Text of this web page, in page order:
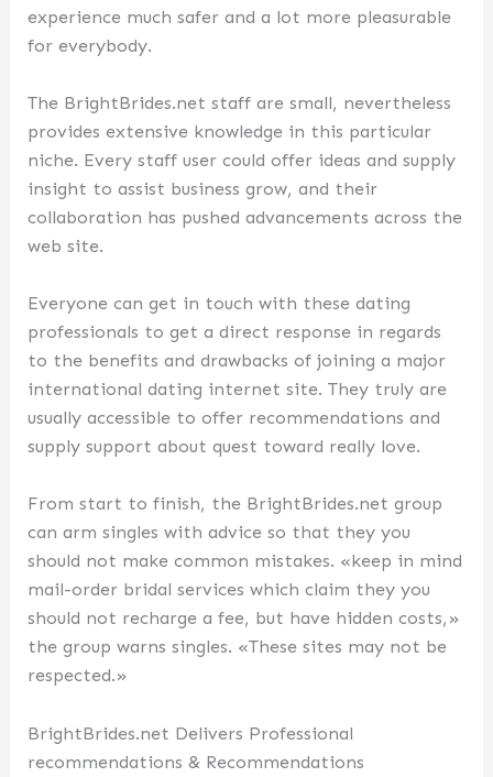
experience much safer and a lot more pleasurable
for everybody.
The BrightBrides.net staff are small, nevertheless
provides extensive knowledge in this particular
niche. Every staff user could offer ideas and supply
insight to assist business grow, and their
collaboration has pushed advancements across the
web site.
Everyone can get in touch with these dating
professionals to get a direct response in regards
to the benefits and drawbacks of joining a major
international dating internet site. They truly are
usually accessible to offer recommendations and
supply support about quest toward really love.
From start to finish, the BrightBrides.net group
can arm singles with advice so that they you
should not make common mistakes. «keep in mind
mail-order bridal services which claim they you
should not recharge a fee, but have hidden costs,»
the group warns singles. «These sites may not be
respected.»
BrightBrides.net Delivers Professional
recommendations & Recommendations